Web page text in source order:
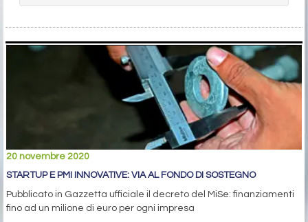
20 novembre 2020
STARTUP E PMI INNOVATIVE: VIA AL FONDO DI SOSTEGNO
Pubblicato in Gazzetta ufficiale il decreto del MiSe: finanziamenti
fino ad un milione di euro per ogni impresa